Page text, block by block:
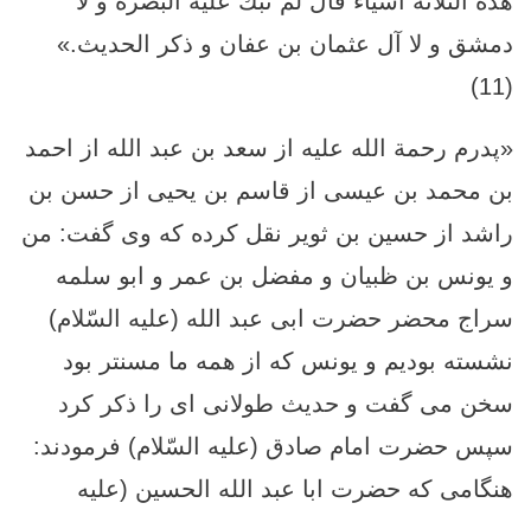
دمشق و لا آل عثمان بن عفان و ذكر الحديث.»
(11)
«پدرم رحمة الله عليه از سعد بن عبد الله از احمد
بن محمد بن عيسى از قاسم بن يحيى از حسن بن
راشد از حسين بن ثوير نقل كرده كه وى گفت: من
و يونس بن ظبيان و مفضل بن عمر و ابو سلمه
سراج محضر حضرت ابى عبد الله (عليه السّلام)
نشسته بوديم و يونس كه از همه ما مسن‏تر بود
سخن مى‏ گفت و حديث طولانى ای را ذكر كرد
سپس حضرت امام صادق (علیه السّلام) فرمودند:
هنگامى كه حضرت ابا عبد الله الحسين (علیه